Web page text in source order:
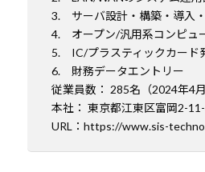
3. サーバ設計・構築・導入
4. オープン/汎用系コンピュ
5. IC/プラスティックカード
6. 財務データエントリー
従業員数： 285名（2024年4月
本社： 東京都江東区富岡2-
URL： https://www.sis-